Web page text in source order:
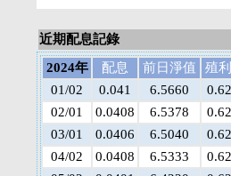
近期配息記錄
2024年
配息 前日淨值
殖
01/02
0.041 6.5660
02/01
0.0408 6.5378
03/01
0.0406 6.5040
04/02
0.0408 6.5333